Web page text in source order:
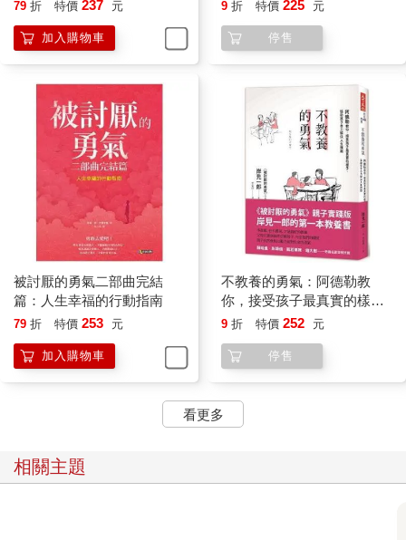
79 折 特價 237 元
加入購物車
9 折 特價 225 元
停售
被討厭的勇氣二部曲完結
篇：人生幸福的行動指南
79 折 特價 253 元
加入購物車
不教養的勇氣：阿德勒教
你，接受孩子最真實的樣
子，協助孩子自力解決人生
9 折 特價 252 元
停售
看更多
相關主題